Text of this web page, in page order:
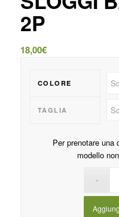
2P
18,00€
COLORE
TAGLIA
Per prenotare una
modello